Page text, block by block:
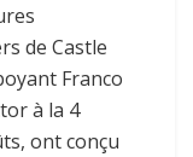
de Castle
Franco
à la 4
ont conçu